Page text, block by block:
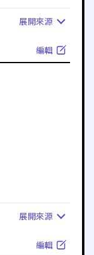
展開來源
編輯
展開來源
編輯